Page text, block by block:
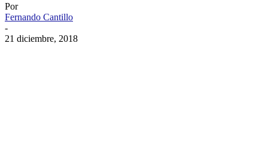
Por
Fernando Cantillo
-
21 diciembre, 2018